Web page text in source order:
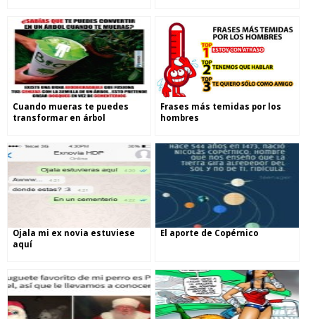
Cuando mueras te puedes
transformar en árbol
Frases más temidas por los
hombres
Ojala mi ex novia estuviese
aquí
El aporte de Copérnico